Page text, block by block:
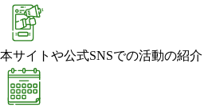
本サイトや公式SNSでの活動の紹介